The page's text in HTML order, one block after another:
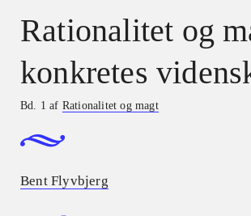
Rationalitet og
konkretes
Bd. 1 af Rationalitet og magt
Bent Flyvbjerg